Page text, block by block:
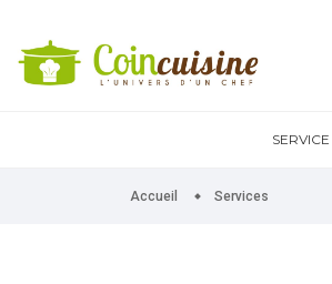
SERVICE
Accueil Services